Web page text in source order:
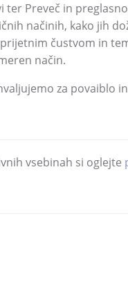
ter Preveč in
načinih, kako jih
čustvom in
način.
za povaiblo
vsebinah si oglejte